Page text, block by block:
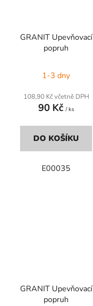
GRANIT Upevňovací
popruh
1-3 dny
108,90 Kč včetně DPH
90 Kč / ks
DO KOŠÍKU
E00035
GRANIT Upevňovací
popruh